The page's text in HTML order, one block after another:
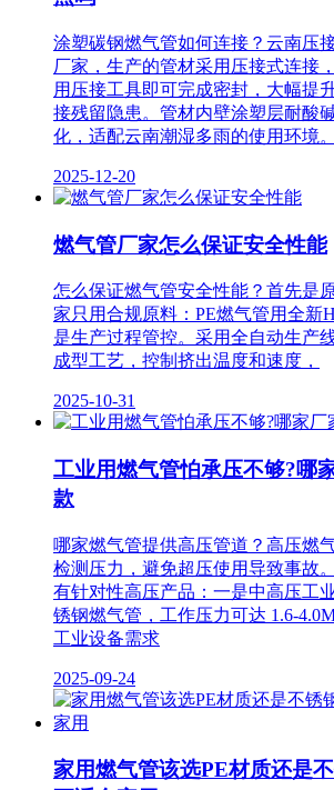
涂塑碳钢燃气管如何连接？云南压
厂家，生产的管材采用压接式连接
用压接工具即可完成密封，大幅提
接残留隐患。管材内壁涂塑层耐酸
化，适配云南潮湿多雨的使用环境。
2025-12-20
燃气管厂家怎么保证安全性能
怎么保证燃气管安全性能？首先是
家只用合规原料：PE燃气管用全新
是生产过程管控。采用全自动生产
成型工艺，控制挤出温度和速度，
2025-10-31
工业用燃气管怕承压不够?哪
款
哪家燃气管提供高压管道？高压燃
检测压力，避免超压使用导致事故
有针对性高压产品：一是中高压工
锈钢燃气管，工作压力可达 1.6-
工业设备需求
2025-09-24
家用燃气管该选PE材质还是